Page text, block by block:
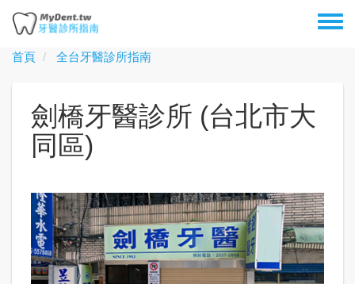
移
主首頁 全台牙醫診所指南
劍橋牙醫診所 (台北市大
同區)